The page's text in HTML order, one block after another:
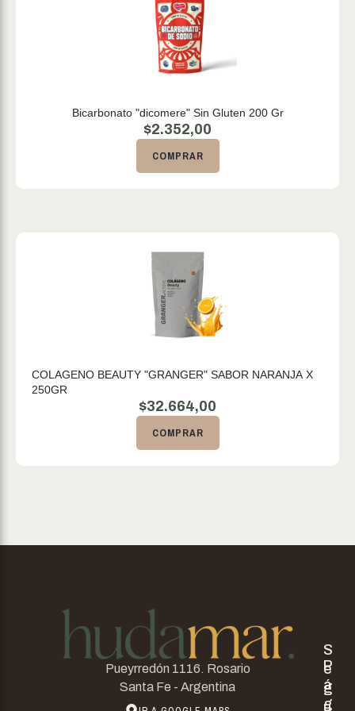
Bicarbonato "dicomere" Sin Gluten 200 Gr
$2.352,00
COMPRAR
COLAGENO BEAUTY "GRANGER" SABOR NARANJA X
250GR
$32.664,00
COMPRAR
Pueyrredón 1116. Rosario
Santa Fe - Argentina
P
á
g
S
e
g
u